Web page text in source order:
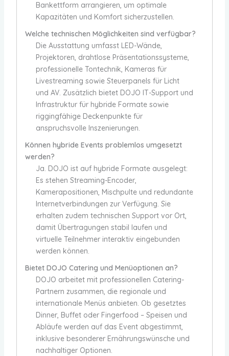
Bankettform arrangieren, um optimale
Kapazitäten und Komfort sicherzustellen.
Welche technischen Möglichkeiten sind verfügbar?
Die Ausstattung umfasst LED-Wände,
Projektoren, drahtlose Präsentationssysteme,
professionelle Tontechnik, Kameras für
Livestreaming sowie Steuerpanels für Licht
und AV. Zusätzlich bietet DOJO IT-Support und
Infrastruktur für hybride Formate sowie
riggingfähige Deckenpunkte für
anspruchsvolle Inszenierungen.
Können hybride Events problemlos umgesetzt
werden?
Ja. DOJO ist auf hybride Formate ausgelegt:
Es stehen Streaming-Encoder,
Kamerapositionen, Mischpulte und redundante
Internetverbindungen zur Verfügung. Sie
erhalten zudem technischen Support vor Ort,
damit Übertragungen stabil laufen und
virtuelle Teilnehmer interaktiv eingebunden
werden können.
Bietet DOJO Catering und Menüoptionen an?
DOJO arbeitet mit professionellen Catering-
Partnern zusammen, die regionale und
internationale Menüs anbieten. Ob gesetztes
Dinner, Buffet oder Fingerfood – Speisen und
Abläufe werden auf das Event abgestimmt,
inklusive besonderer Ernährungswünsche und
nachhaltiger Optionen.